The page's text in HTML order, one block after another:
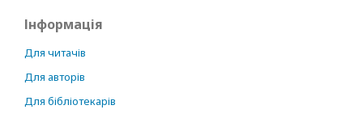
Інформація
Для читачів
Для авторів
Для бібліотекарів